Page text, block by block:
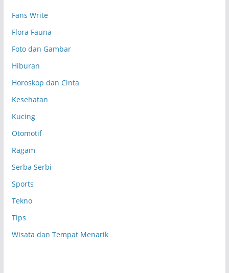
Fans Write
Flora Fauna
Foto dan Gambar
Hiburan
Horoskop dan Cinta
Kesehatan
Kucing
Otomotif
Ragam
Serba Serbi
Sports
Tekno
Tips
Wisata dan Tempat Menarik